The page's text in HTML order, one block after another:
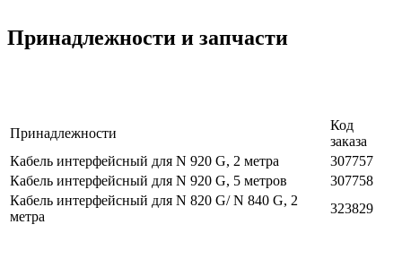
Принадлежности и запчасти
Принадлежности
Код
заказа
Кабель интерфейсный для N 920 G, 2 метра
307757
Кабель интерфейсный для N 920 G, 5 метров
307758
Кабель интерфейсный для N 820 G/ N 840 G, 2
метра
323829